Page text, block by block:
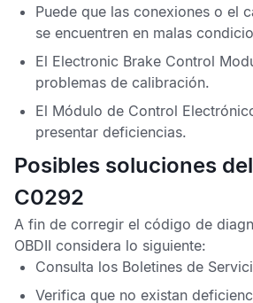
Puede que las conexiones o el
se encuentren en malas
El Electronic Brake Control
problemas de calibración.
El Módulo de Control
presentar deficiencias.
Posibles soluciones
C0292
A fin de corregir el código de
OBDII considera lo siguiente:
Consulta los Boletines de
Verifica que no existan